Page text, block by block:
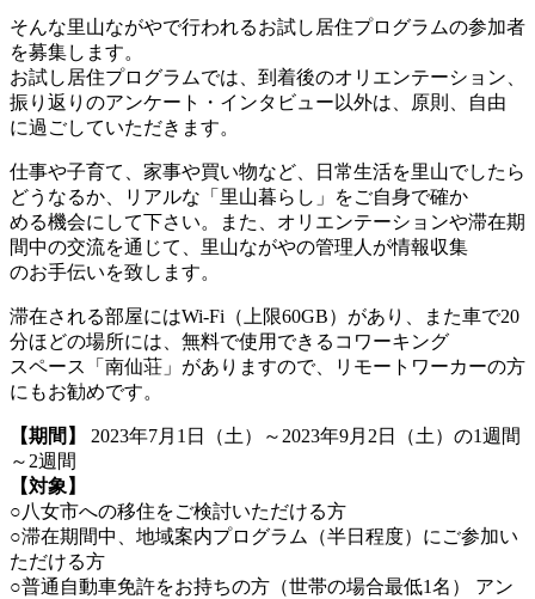
そんな里山ながやで行われるお試し居住プログラムの参加者
を募集します。
お試し居住プログラムでは、到着後のオリエンテーション、
振り返りのアンケート・インタビュー以外は、原則、自由
に過ごしていただきます。
仕事や子育て、家事や買い物など、日常生活を里山でしたら
どうなるか、リアルな「里山暮らし」をご自身で確か
める機会にして下さい。また、オリエンテーションや滞在期
間中の交流を通じて、里山ながやの管理人が情報収集
のお手伝いを致します。
滞在される部屋にはWi-Fi（上限60GB）があり、また車で20
分ほどの場所には、無料で使用できるコワーキング
スペース「南仙荘」がありますので、リモートワーカーの方
にもお勧めです。
【期間】
2023年7月1日（土）～2023年9月2日（土）の1週間
～2週間
【対象】
○八女市への移住をご検討いただける方
○滞在期間中、地域案内プログラム（半日程度）にご参加い
ただける方
○普通自動車免許をお持ちの方（世帯の場合最低1名） アン